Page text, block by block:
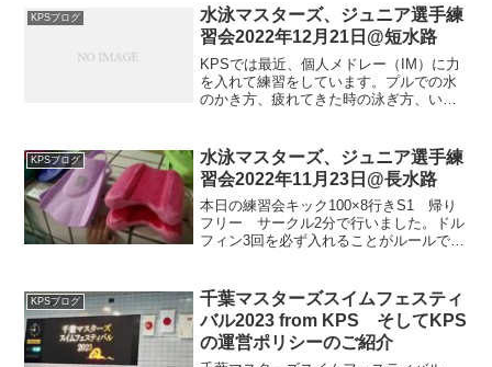
ることになってからでも参加できるのが
KPSの良いところで...
KPSブログ
水泳マスターズ、ジュニア選手練
習会2022年12月21日@短水路
KPSでは最近、個人メドレー（IM）に力
を入れて練習をしています。プルでの水
のかき方、疲れてきた時の泳ぎ方、いか
あらためて自分の弱点に気づかされま
す。そろそろ今年も泳ぎ納...
KPSブログ
水泳マスターズ、ジュニア選手練
習会2022年11月23日@長水路
本日の練習会キック100×8行きS1 帰り
フリー サークル2分で行いました。ドル
フィン3回を必ず入れることがルールで
体のウエーブ使って一回のキック動作を
大きくします。...
KPSブログ
千葉マスターズスイムフェスティ
バル2023 from KPS そしてKPS
の運営ポリシーのご紹介